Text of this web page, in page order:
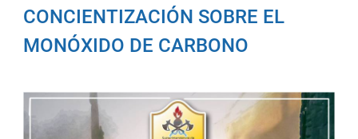
CONCIENTIZACIÓN SOBRE EL
MONÓXIDO DE CARBONO